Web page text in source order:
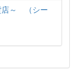
店～ （シー